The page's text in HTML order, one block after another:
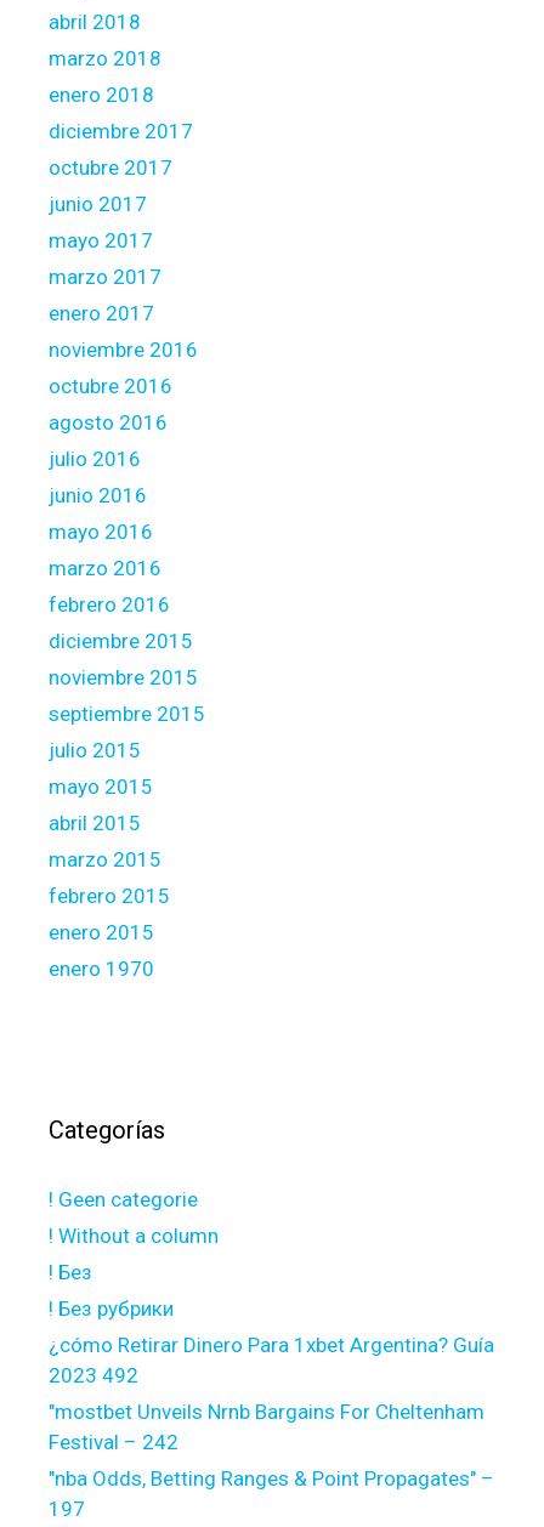
abril 2018
marzo 2018
enero 2018
diciembre 2017
octubre 2017
junio 2017
mayo 2017
marzo 2017
enero 2017
noviembre 2016
octubre 2016
agosto 2016
julio 2016
junio 2016
mayo 2016
marzo 2016
febrero 2016
diciembre 2015
noviembre 2015
septiembre 2015
julio 2015
mayo 2015
abril 2015
marzo 2015
febrero 2015
enero 2015
enero 1970
Categorías
! Geen categorie
! Without a column
! Без
! Без рубрики
¿cómo Retirar Dinero Para 1xbet Argentina? Guía
2023 492
"mostbet Unveils Nrnb Bargains For Cheltenham
Festival – 242
"nba Odds, Betting Ranges & Point Propagates" –
197